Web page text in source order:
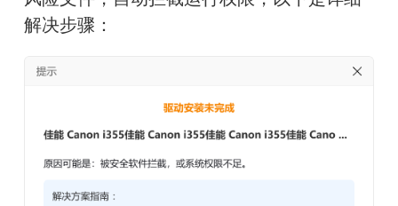
解决步骤：